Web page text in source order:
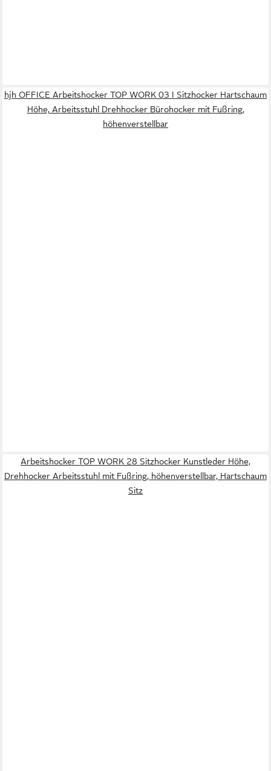
hjh OFFICE Arbeitshocker TOP WORK 03 I Sitzhocker Hartschaum
Höhe, Arbeitsstuhl Drehhocker Bürohocker mit Fußring,
höhenverstellbar
Arbeitshocker TOP WORK 28 Sitzhocker Kunstleder Höhe,
Drehhocker Arbeitsstuhl mit Fußring, höhenverstellbar, Hartschaum
Sitz